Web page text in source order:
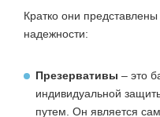
Кратко они
надежности:
Презервативы – это
индивидуальной
путем. Он является